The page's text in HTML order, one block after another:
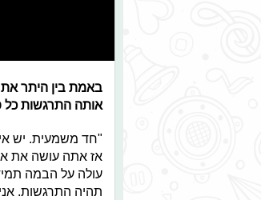
באמת בין היתר
אותה התרגשות
"חד משמעית. יש
אז אתה עושה את
עולה על הבמה
תהיה התרגשות.